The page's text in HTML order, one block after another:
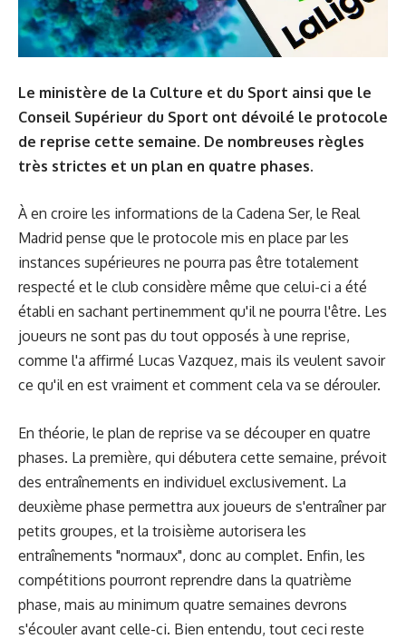
Le ministère de la Culture et du Sport ainsi que le
Conseil Supérieur du Sport ont dévoilé le protocole
de reprise cette semaine. De nombreuses règles
très strictes et un plan en quatre phases.
À en croire les informations de la Cadena Ser, le Real
Madrid pense que le protocole mis en place par les
instances supérieures ne pourra pas être totalement
respecté et le club considère même que celui-ci a été
établi en sachant pertinemment qu'il ne pourra l'être. Les
joueurs ne sont pas du tout opposés à une reprise,
comme l'a affirmé Lucas Vazquez, mais ils veulent savoir
ce qu'il en est vraiment et comment cela va se dérouler.
En théorie, le plan de reprise va se découper en quatre
phases. La première, qui débutera cette semaine, prévoit
des entraînements en individuel exclusivement. La
deuxième phase permettra aux joueurs de s'entraîner par
petits groupes, et la troisième autorisera les
entraînements "normaux", donc au complet. Enfin, les
compétitions pourront reprendre dans la quatrième
phase, mais au minimum quatre semaines devrons
s'écouler avant celle-ci. Bien entendu, tout ceci reste